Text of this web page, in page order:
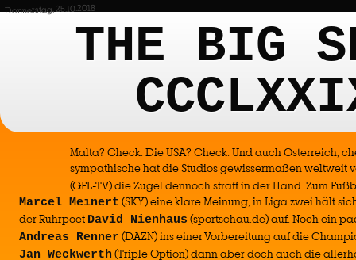
Donnerstag, 25.10.2018
THE BIG
Malta? Check. Die USA? Check. Und auch Österreich,
sympathische hat die Studios gewissermaßen weltweit
(GFL-TV) die Zügel dennoch straff in der Hand. Zum
Marcel Meinert (SKY) eine klare Meinung, in Liga zwei hält
der Ruhrpoet David Nienhaus (sportschau.de) auf. Noch ein
Andreas Renner (DAZN) ins einer Vorbereitung auf die
Jan Weckwerth (Triple Option) dann aber doch auch die